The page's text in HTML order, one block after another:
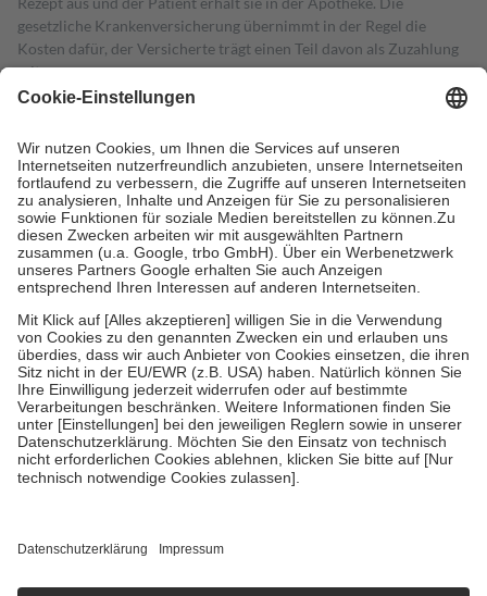
gesetzliche Krankenversicherung übernimmt in der Regel die
Kosten dafür, der Versicherte trägt einen Teil davon als Zuzahlung
mit.
Grundsätzlich leisten Mitglieder Zuzahlungen in Höhe von zehn
höchstens zehn Euro.
Es sind jedoch nie mehr als die tatsächlichen
Kosten der Leistung zu entrichten.
Diese Regeln gelten grundsätzlich auch für Online-Apotheken.
Bei Heilmitteln und häuslicher Krankenpflege beträgt die
Zuzahlung zehn Prozent der Kosten sowie zehn Euro je
Verordnung.
Um das Engagement der Versicherten für ihre eigene Gesundheit zu
stärken und die besondere Stellung der Familie zu unterstützen,
fallenkeine Zuzahlungenan bei:
• Kindern und Jugendlichen bis zum vollendeten 18. Lebensjahr
mit Ausnahme der Fahrkosten
• Untersuchungen zur Vorsorge und Früherkennung, die von der
GKV getragen werden
• empfohlenen Schutzimpfungen
• Harn- und Blutteststreifen
getroffen, um sicherzustellen, dass es sich um echte Bewertungen
https://help.etrusted.com/hc/de/articles/4419944605341